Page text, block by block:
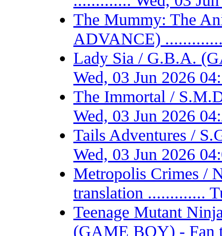
The Mummy: The
ADVANCE)
Lady Sia / G.B.A.
Wed, 03 Jun 2026
The Immortal /
Wed, 03 Jun 2026
Tails Adventures /
Wed, 03 Jun 2026
Metropolis Crimes /
translation .............
Teenage Mutant
(GAME BOY) - Fan